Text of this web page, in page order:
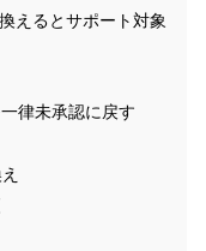
えるとサポート対象
律未承認に戻す